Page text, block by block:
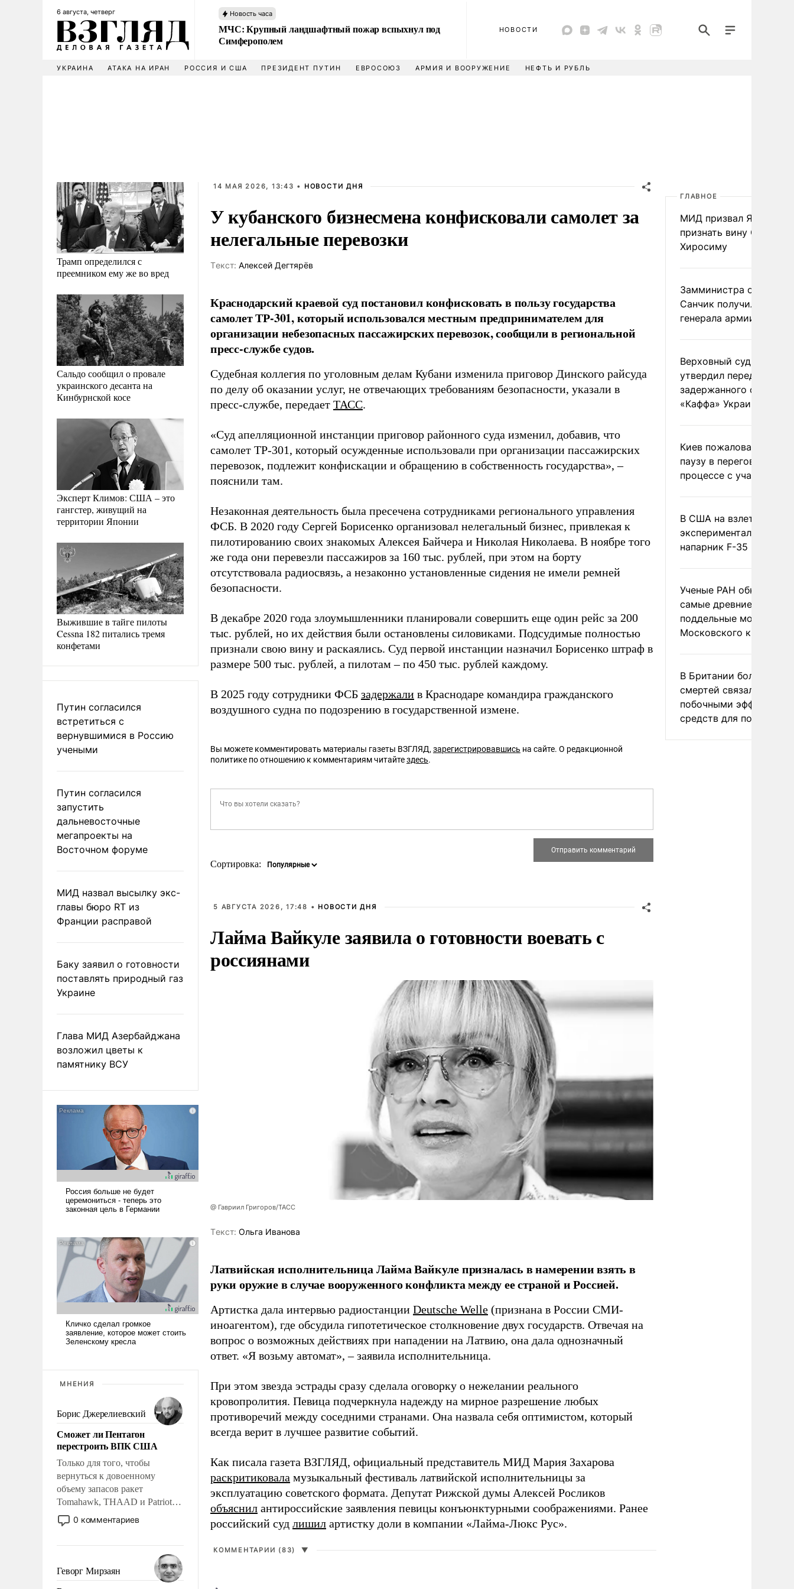
6 августа, четверг Новость часа
МЧС: Крупный ландшафтный пожар вспыхнул под
Симферополем
НОВОСТИ
УКРАИНА АТАКА НА ИРАН РОССИЯ И США ПРЕЗИДЕНТ ПУТИН ЕВРОСОЮЗ АРМИЯ И ВООРУЖЕНИЕ НЕФТЬ И РУБЛЬ
Трамп определился с
преемником ему же во вред
Сальдо сообщил о провале
украинского десанта на
Кинбурнской косе
Эксперт Климов: США – это
гангстер, живущий на
территории Японии
Выжившие в тайге пилоты
Cessna 182 питались тремя
конфетами
Путин согласился
встретиться с
вернувшимися в Россию
учеными
Путин согласился
запустить
дальневосточные
мегапроекты на
Восточном форуме
МИД назвал высылку экс-
главы бюро RT из
Франции расправой
Баку заявил о готовности
поставлять природный газ
Украине
Глава МИД Азербайджана
возложил цветы к
памятнику ВСУ
МНЕНИЯ
Борис Джерелиевский
Сможет ли Пентагон
перестроить ВПК США
Только для того, чтобы
вернуться к довоенному
объему запасов ракет
Tomahawk, THAAD и Patriot
США потребуется более трех
лет. Даже небольшая война с
Сложившаяся ситуация
означает многолетний период
0 комментариев
Геворг Мирзаян
14 МАЯ 2026, 13:43 • НОВОСТИ ДНЯ
У кубанского бизнесмена конфисковали самолет за
нелегальные перевозки
Tекст: Алексей Дегтярёв
Краснодарский краевой суд постановил конфисковать в пользу государства
самолет ТР-301, который использовался местным предпринимателем для
организации небезопасных пассажирских перевозок, сообщили в региональной
пресс-службе судов.
Судебная коллегия по уголовным делам Кубани изменила приговор Динского райсуда
по делу об оказании услуг, не отвечающих требованиям безопасности, указали в
пресс-службе, передает ТАСС.
«Суд апелляционной инстанции приговор районного суда изменил, добавив, что
самолет ТР-301, который осужденные использовали при организации пассажирских
перевозок, подлежит конфискации и обращению в собственность государства», –
пояснили там.
Незаконная деятельность была пресечена сотрудниками регионального управления
ФСБ. В 2020 году Сергей Борисенко организовал нелегальный бизнес, привлекая к
пилотированию своих знакомых Алексея Байчера и Николая Николаева. В ноябре того
же года они перевезли пассажиров за 160 тыс. рублей, при этом на борту
отсутствовала радиосвязь, а незаконно установленные сидения не имели ремней
безопасности.
В декабре 2020 года злоумышленники планировали совершить еще один рейс за 200
тыс. рублей, но их действия были остановлены силовиками. Подсудимые полностью
признали свою вину и раскаялись. Суд первой инстанции назначил Борисенко штраф в
размере 500 тыс. рублей, а пилотам – по 450 тыс. рублей каждому.
В 2025 году сотрудники ФСБ задержали в Краснодаре командира гражданского
воздушного судна по подозрению в государственной измене.
Вы можете комментировать материалы газеты ВЗГЛЯД, зарегистрировавшись на сайте. О редакционной
политике по отношению к комментариям читайтездесь.
Сортировка:
5 АВГУСТА 2026, 17:48 • НОВОСТИ ДНЯ
Лайма Вайкуле заявила о готовности воевать с
россиянами
@ Гавриил Григоров/ТАСС
Tекст: Ольга Иванова
Латвийская исполнительница Лайма Вайкуле призналась в намерении взять в
руки оружие в случае вооруженного конфликта между ее страной и Россией.
Артистка дала интервью радиостанции Deutsche Welle (признана в России СМИ-
иноагентом), где обсудила гипотетическое столкновение двух государств. Отвечая на
вопрос о возможных действиях при нападении на Латвию, она дала однозначный
ответ. «Я возьму автомат», – заявила исполнительница.
При этом звезда эстрады сразу сделала оговорку о нежелании реального
кровопролития. Певица подчеркнула надежду на мирное разрешение любых
противоречий между соседними странами. Она назвала себя оптимистом, который
всегда верит в лучшее развитие событий.
Как писала газета ВЗГЛЯД, официальный представитель МИД Мария Захарова
раскритиковала музыкальный фестиваль латвийской исполнительницы за
эксплуатацию советского формата. Депутат Рижской думы Алексей Росликов
объяснил антироссийские заявления певицы конъюнктурными соображениями. Ранее
российский суд лишил артистку доли в компании «Лайма-Люкс Рус».
КОММЕНТАРИИ (83) ▼
ГЛАВНОЕ
МИД призвал Японию
признать вину США за
Хиросиму
Замминистра обороны
Санчик получил звание
генерала армии
Верховный суд Швеции
утвердил передачу
задержанного
«Каффа» Украине
Киев пожаловался на
паузу в переговорном
процессе с участием
В США на взлете
экспериментальный
напарник F-35
Ученые РАН
самые древние
поддельные монеты
Московского
В Британии более ста
смертей связали с
побочными эффектами
средств для похудения